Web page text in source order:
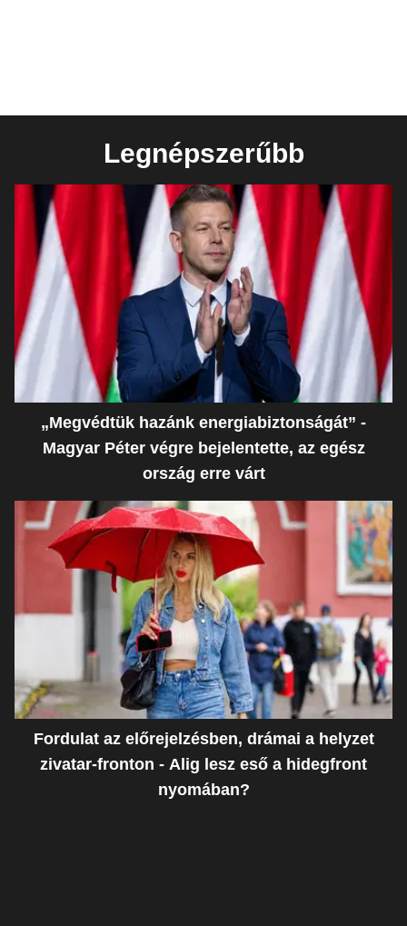
Legnépszerűbb
„Megvédtük hazánk energiabiztonságát” -
Magyar Péter végre bejelentette, az egész
ország erre várt
Fordulat az előrejelzésben, drámai a helyzet
zivatar-fronton - Alig lesz eső a hidegfront
nyomában?